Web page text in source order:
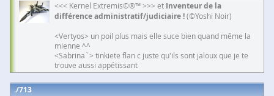
<<< Kernel Extremis©®™ >>> et Inventeur de la
différence administratif/judiciaire !(©Yoshi Noir)
<Vertyos> un poil plus mais elle suce bien quand même la
mienne ^^
<Sabrina`> tinkiete flan c juste qu'ils sont jaloux que je te
trouve aussi appétissant
713